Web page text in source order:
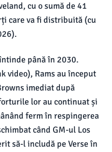
cu o sumă de 41
care va fi distribuită (cu
până în 2030.
video), Rams au început
imediat după
lor au continuat și
ferm în respingerea
când GM-ul Los
să-l includă pe Verse în